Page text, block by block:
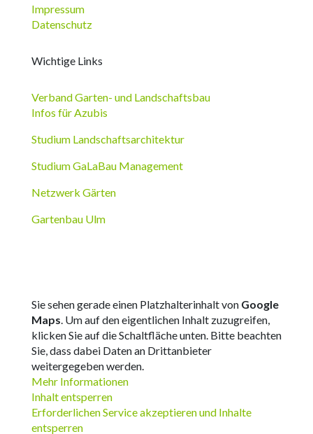
Impressum
Datenschutz
Wichtige Links
Verband Garten- und Landschaftsbau
Infos für Azubis
Studium Landschaftsarchitektur
Studium GaLaBau Management
Netzwerk Gärten
Gartenbau Ulm
Sie sehen gerade einen Platzhalterinhalt von Google
Maps . Um auf den eigentlichen Inhalt zuzugreifen,
klicken Sie auf die Schaltfläche unten. Bitte beachten
Sie, dass dabei Daten an Drittanbieter
weitergegeben werden.
Mehr Informationen
Inhalt entsperren
Erforderlichen Service akzeptieren und Inhalte
entsperren